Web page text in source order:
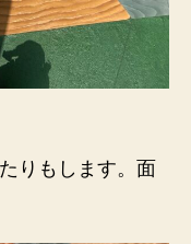
りもします。面